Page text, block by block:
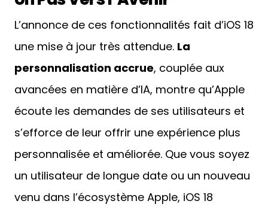
L’annonce de ces fonctionnalités fait d’iOS 18
une mise à jour très attendue. La
personnalisation accrue, couplée aux
avancées en matière d’IA, montre qu’Apple
écoute les demandes de ses utilisateurs et
s’efforce de leur offrir une expérience plus
personnalisée et améliorée. Que vous soyez
un utilisateur de longue date ou un nouveau
venu dans l’écosystème Apple, iOS 18